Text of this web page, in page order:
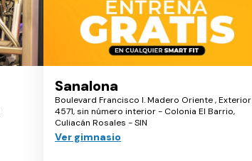
Sanalona
Boulevard Francisco I. Madero Oriente , Exterior
4571, sin número interior - Colonia El Barrio,
Culiacán Rosales - SIN
Ver gimnasio